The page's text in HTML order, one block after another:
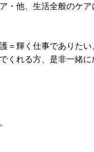
・他、生活全般のケア
＝輝く仕事でありたい
くれる方、是非一緒に